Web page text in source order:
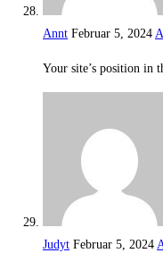
Annt Februar 5, 2024
Your site’s position in
Judyt Februar 5, 2024